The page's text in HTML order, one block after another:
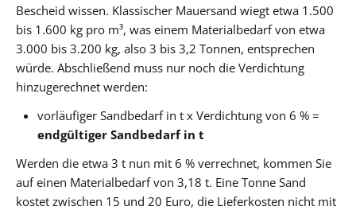
Bescheid wissen. Klassischer Mauersand wiegt etwa 1.500
bis 1.600 kg pro m³, was einem Materialbedarf von etwa
3.000 bis 3.200 kg, also 3 bis 3,2 Tonnen, entsprechen
würde. Abschließend muss nur noch die Verdichtung
hinzugerechnet werden:
vorläufiger Sandbedarf in t x Verdichtung von 6 % =
endgültiger Sandbedarf in t
Werden die etwa 3 t nun mit 6 % verrechnet, kommen Sie
auf einen Materialbedarf von 3,18 t. Eine Tonne Sand
kostet zwischen 15 und 20 Euro, die Lieferkosten nicht mit